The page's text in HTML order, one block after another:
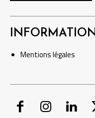
Mentionslégales